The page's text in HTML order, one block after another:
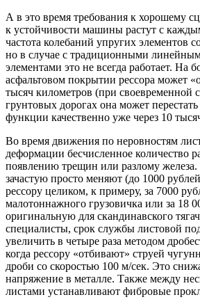
А в это время требования к хорошему
к устойчивости машины растут с
частота колебаний упругих элементов
но в случае с традиционными
элементами это не всегда работает. На
асфальтовом покрытии рессора может
тысяч километров (при своевременной
грунтовых дорогах она может
функции качественно уже через 10
Во время движения по неровностям
деформации бесчисленное количество
появлению трещин или разлому
зачастую просто меняют (до 1000
рессору целиком, к примеру, за 7000
малотоннажного грузовичка или за 18
оригинальную для скандинавского
специалисты, срок службы листовой
увеличить в четыре раза методом
когда рессору «отбивают» струей
дроби со скоростью 100 м/сек. Это
напряжение в металле. Также между
листами устанавливают фибровые